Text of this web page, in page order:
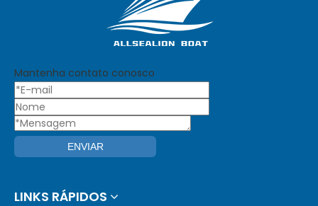
Mantenha contato conosco
ENVIAR
LINKS RÁPIDOS